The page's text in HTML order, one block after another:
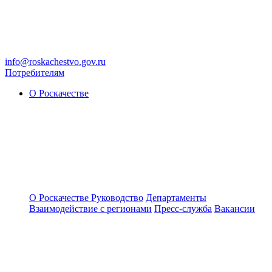
info@roskachestvo.gov.ru
Потребителям
О Роскачестве
О Роскачестве Руководство Департаменты
Взаимодействие с регионами Пресс-служба Вакансии